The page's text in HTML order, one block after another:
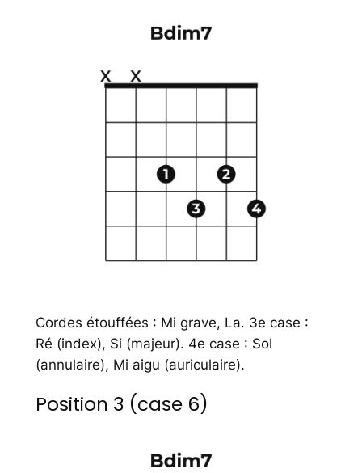
Cordes étouffées : Mi grave, La. 3e case :
Ré (index), Si (majeur). 4e case : Sol
(annulaire), Mi aigu (auriculaire).
Position 3 (case 6)